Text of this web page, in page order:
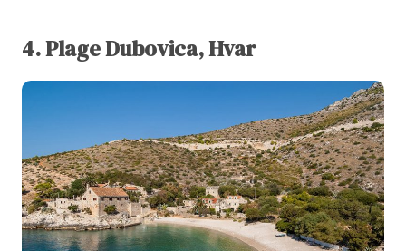
4. Plage Dubovica, Hvar